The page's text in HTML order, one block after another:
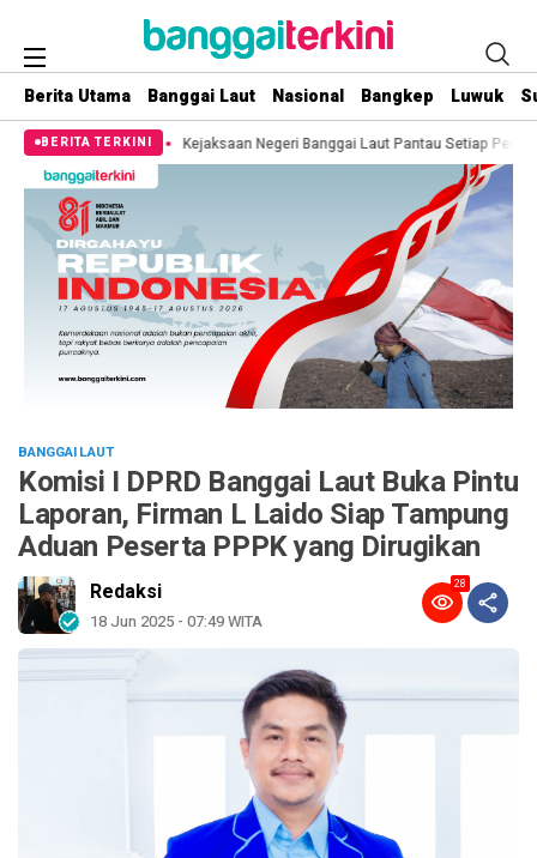
Berita Utama Banggai Laut Nasional Bangkep Luwuk
BERITA TERKINI
Kejaksaan Negeri Banggai Laut Pantau Setiap Pemberitaan Terkait
BANGGAI LAUT
Komisi I DPRD Banggai Laut Buka Pintu
Laporan, Firman L Laido Siap Tampung
Aduan Peserta PPPK yang Dirugikan
Redaksi
18 Jun 2025 - 07:49 WITA
28